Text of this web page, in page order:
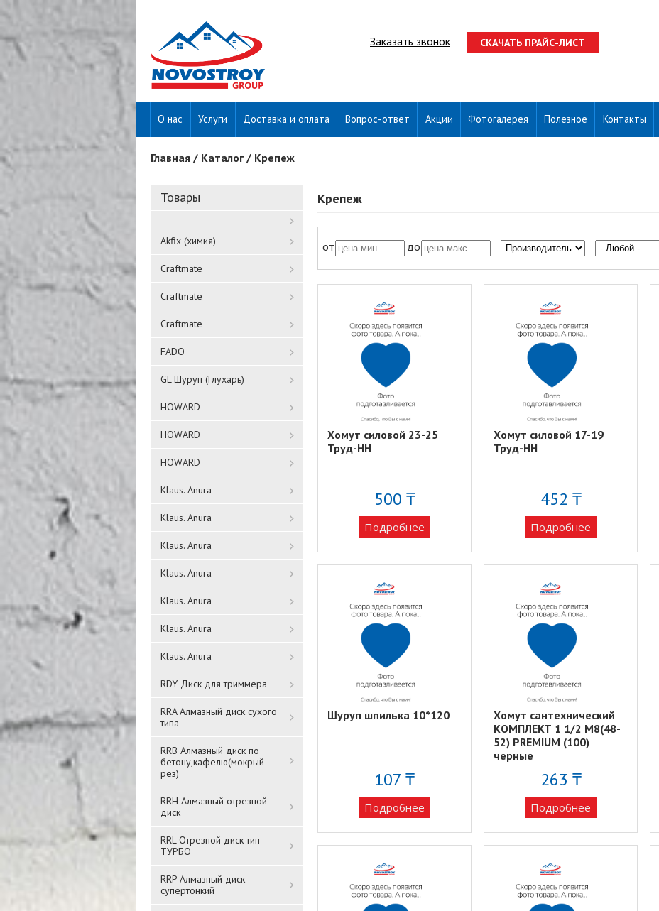
Заказать звонок СКАЧАТЬ ПРАЙС-ЛИСТ
О нас Услуги Доставка и оплата Вопрос-ответ Акции Фотогалерея Полезное Контакты
Вы здесь
Главная / Каталог / Крепеж
Товары
Akfix (химия)
Craftmate
Craftmate
Craftmate
FADO
GL Шуруп (Глухарь)
HOWARD
HOWARD
HOWARD
Klaus. Anura
Klaus. Anura
Klaus. Anura
Klaus. Anura
Klaus. Anura
Klaus. Anura
Klaus. Anura
RDY Диск для триммера
RRA Алмазный диск сухого
типа
RRB Алмазный диск по
бетону,кафелю(мокрый
рез)
RRH Алмазный отрезной
диск
RRL Отрезной диск тип
ТУРБО
RRP Алмазный диск
супертонкий
Крепеж
от до
Хомут силовой 23-25
Труд-НН
500 ₸
Подробнее
Хомут силовой 17-19
Труд-НН
452 ₸
Подробнее
Шуруп шпилька 10*120
107 ₸
Подробнее
Хомут сантехнический
КОМПЛЕКТ 1 1/2 М8(48-
52) PREMIUM (100)
черные
263 ₸
Подробнее